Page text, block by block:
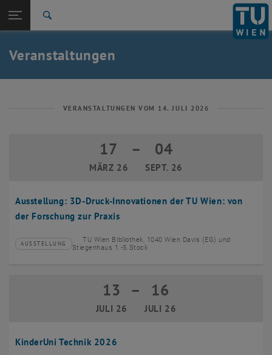
TU Login
Quicklinks
Quicklinks-Menü umschalten
Studium
Karriere
Zurück: Subseiten von Aktuelles auflisten
Aktuelles
Veranstaltungen
VERANSTALTUNGEN VOM 14. JULI 2026
Ausstellung: 3D-Druck-Innovationen der TU Wien: von
der Forschung zur Praxis
17
MÄRZ 26
17 März 2026 bis 04 September 2026
– 04
SEPT. 26
Veranstaltungstyp:
AUSSTELLUNG
Veranstaltungsort:
TU Wien Bibliothek, 1040 Wien Davis (EG) und
Stiegenhaus 1.-5.Stock
KinderUni Technik 2026
13
JULI 26
13 Juli 2026 bis 16 Juli 2026
– 16
JULI 26